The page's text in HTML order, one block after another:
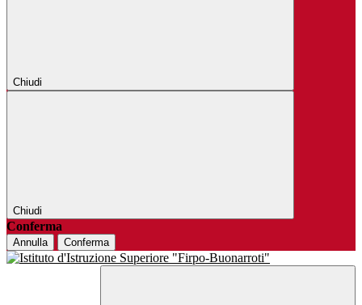
Chiudi
Chiudi
Conferma
Annulla Conferma